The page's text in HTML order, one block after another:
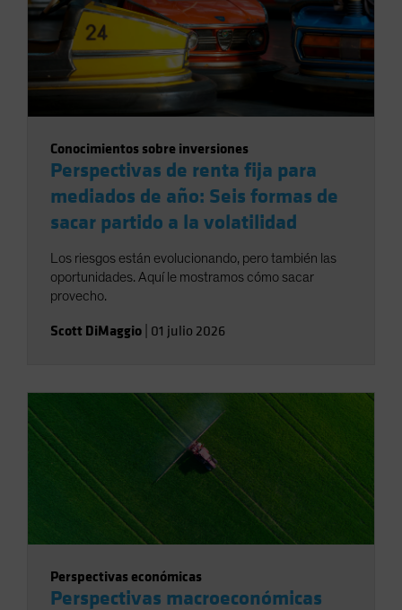
Conocimientos sobre inversiones
Perspectivas de renta fija para
mediados de año: Seis formas de
sacar partido a la volatilidad
Los riesgos están evolucionando, pero también las
oportunidades. Aquí le mostramos cómo sacar
provecho.
Scott DiMaggio 01 julio 2026
Perspectivas económicas
Perspectivas macroeconómicas